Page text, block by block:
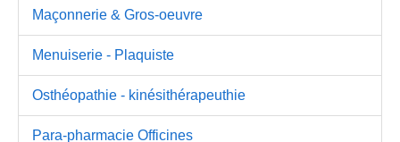
Maçonnerie & Gros-oeuvre
Menuiserie - Plaquiste
Osthéopathie - kinésithérapeuthie
Para-pharmacie Officines